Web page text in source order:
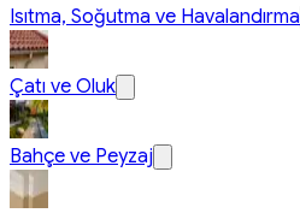
Isıtma, Soğutma ve Havalandırma
Çatı ve Oluk
Bahçe ve Peyzaj